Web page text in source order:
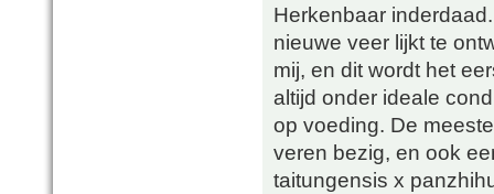
Herkenbaar
nieuwe veer lijkt te
mij, en dit wordt het
altijd onder ideale
op voeding. De
veren bezig, en ook
taitungensis x